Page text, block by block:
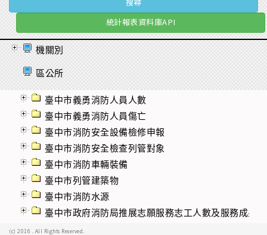
統計報表資料庫API
機關別
區公所
臺中市義勇消防人員人數
臺中市義勇消防人員傷亡
臺中市消防安全設備檢修申報
臺中市消防安全檢查列管對象
臺中市消防車輛裝備
臺中市列管建築物
臺中市消防水源
臺中市政府消防局推展志願服務志工人數及服務成果
(c) 2016 . All Rights Reserved.